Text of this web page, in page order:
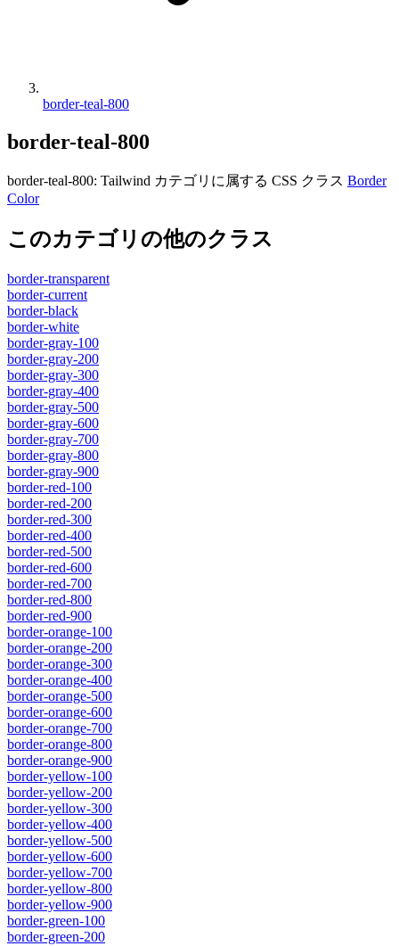
border-teal-800
border-teal-800
border-teal-800: Tailwind カテゴリに属する​​ CSS クラス Border
Color
このカテゴリの他のクラス
border-transparent
border-current
border-black
border-white
border-gray-100
border-gray-200
border-gray-300
border-gray-400
border-gray-500
border-gray-600
border-gray-700
border-gray-800
border-gray-900
border-red-100
border-red-200
border-red-300
border-red-400
border-red-500
border-red-600
border-red-700
border-red-800
border-red-900
border-orange-100
border-orange-200
border-orange-300
border-orange-400
border-orange-500
border-orange-600
border-orange-700
border-orange-800
border-orange-900
border-yellow-100
border-yellow-200
border-yellow-300
border-yellow-400
border-yellow-500
border-yellow-600
border-yellow-700
border-yellow-800
border-yellow-900
border-green-100
border-green-200